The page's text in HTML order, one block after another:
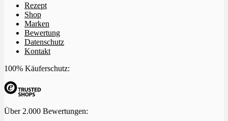
Rezept
Shop
Marken
Bewertung
Datenschutz
Kontakt
100% Käuferschutz:
Über 2.000 Bewertungen: